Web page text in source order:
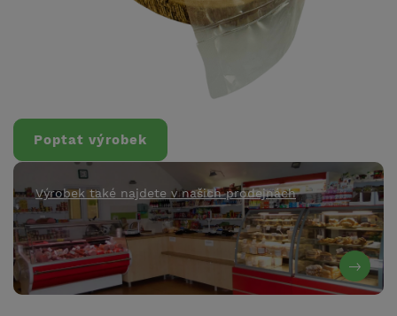
Výrobek také najdete v našich prodejnách
Poptat výrobek